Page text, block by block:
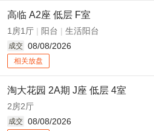
高临 A2座 低层 F室
1房1厅 | 阳台 | 生活阳台
成交 08/08/2026
相关放盘
淘大花园 2A期 J座 低层 4室
2房2厅
成交 08/08/2026